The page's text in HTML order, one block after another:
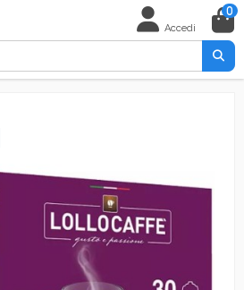
Accedi
0